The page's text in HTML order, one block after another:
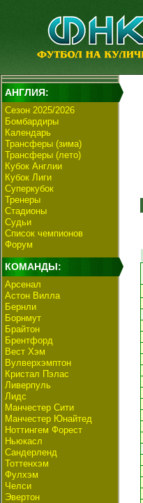
АНГЛИЯ:
Сезон 2025/2026
Бомбардиры
Календарь
Трансферы (зима)
Трансферы (лето)
Кубок Англии
Кубок Лиги
Суперкубок
Тренеры
Стадионы
Судьи
Список чемпионов
Форум
КОМАНДЫ:
Арсенал
Астон Вилла
Бернли
Борнмут
Брайтон
Брентфорд
Вест Хэм
Вулверхэмптон
Кристал Пэлас
Ливерпуль
Лидс
Манчестер Сити
Манчестер Юнайтед
Ноттингем Форест
Ньюкасл
Сандерленд
Тоттенхэм
Фулхэм
Челси
Эвертон